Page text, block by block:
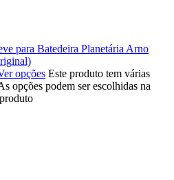
para Batedeira Planetária Arno
opções Este produto tem várias
opções podem ser escolhidas na